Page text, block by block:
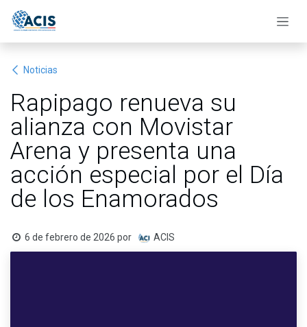
Noticias
Rapipago renueva su
alianza con Movistar
Arena y presenta una
acción especial por el Día
de los Enamorados
6 de febrero de 2026 por ACIS